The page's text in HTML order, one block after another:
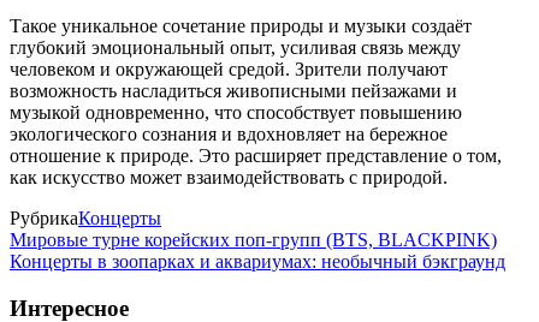
Такое уникальное сочетание природы и музыки создаёт
глубокий эмоциональный опыт, усиливая связь между
человеком и окружающей средой. Зрители получают
возможность насладиться живописными пейзажами и
музыкой одновременно, что способствует повышению
экологического сознания и вдохновляет на бережное
отношение к природе. Это расширяет представление о том,
как искусство может взаимодействовать с природой.
РубрикаКонцерты
Мировые турне корейских поп-групп (BTS, BLACKPINK)
Концерты в зоопарках и аквариумах: необычный бэкграунд
Интересное